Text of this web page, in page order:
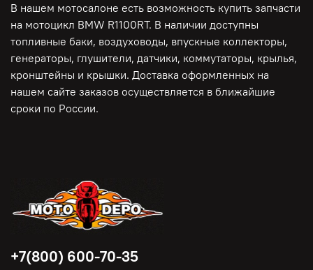
В нашем мотосалоне есть возможность купить запчасти
на мотоцикл BMW R1100RT. В наличии доступны
топливные баки, воздуховоды, впускные коллекторы,
генераторы, глушители, датчики, коммутаторы, крылья,
кронштейны и крышки. Доставка оформленных на
нашем сайте заказов осуществляется в ближайшие
сроки по России.
+7(800) 600-70-35